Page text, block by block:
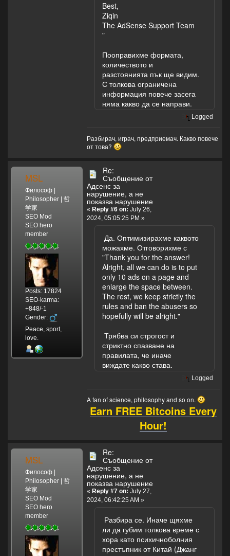
Best,
Ziqin
The AdSense Support Team
"
Пооправихме формата,
количеството и
разстоянията пък ще видим.
С толкова ограничена
информация повече засега
няма какво да се направи.
Logged
Разбирач, играч, предприемач. Какво повече
от това?
MSL
Философ |
Philosopher | 哲
学家
SEO Mod
SEO hero
member
Posts: 17824
SEO-karma:
+848/-1
Gender:
Peace, sport,
love.
Re:
Съобщение от
Адсенс за
нарушение, а не
показва нарушение
« Reply #6 on: July 26,
2024, 05:05:25 PM »
Да. Оптимизирахме каквото
можахме. Отговорихме с
"Thank you for the answer!
Alright, all we can do is to put
only 10 ads on a page and
enlarge the space between.
The rest, we keep strictly the
rules and ban the abusers so
hopefully will be alright."
Трябва си строгост и
стриктно спазване на
правилата, че иначе
виждате какво става.
Logged
A fan of science, philosophy and so on.
Earn FREE Bitcoins Every
Hour!
MSL
Философ |
Philosopher | 哲
学家
SEO Mod
SEO hero
member
Re:
Съобщение от
Адсенс за
нарушение, а не
показва нарушение
« Reply #7 on: July 27,
2024, 06:42:25 AM »
Разбира се. Иначе щяхме
ли да губим толкова време с
хора като психичноболния
престъпник от Китай (Джанг